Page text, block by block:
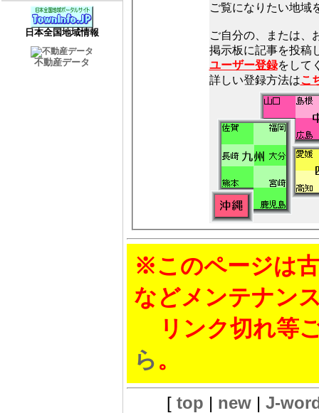
日本全国地域情報
不動産データ
ご覧になりたい地域
ご自分の、または、
ユーザー登録をして
詳しい登録方法はこ
※このページは
などメンテナン
リンク切れ等
ら。
[ top | new| J-